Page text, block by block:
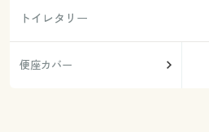
トイレタリー
便座カバー